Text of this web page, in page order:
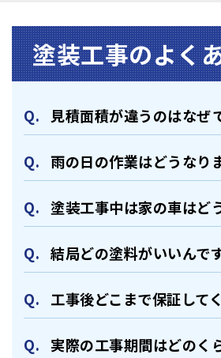
塗装⼯事のよく
⾒積⾯積が違うのはなぜ
⾬の日の作業はどうなり
塗装⼯事中は家の⾞はど
結局どの塗料がいいんで
⼯事後どこまで保証して
実際の⼯事期間はどのく